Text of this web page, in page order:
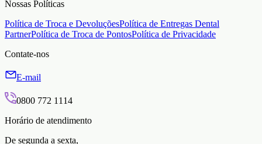
Nossas Políticas
Política de Troca e DevoluçõesPolítica de Entregas Dental
PartnerPolítica de Troca de PontosPolítica de Privacidade
Contate-nos
E-mail
0800 772 1114
Horário de atendimento
De segunda a sexta,